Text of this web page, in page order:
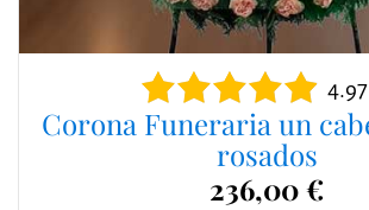
Corona Funeraria un
rosados
236,00 €